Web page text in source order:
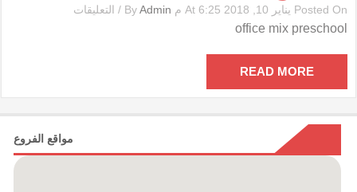
Posted On يناير 10, 2018 At 6:25 م By Admin
/ التعليقات
office mix preschool
READ MORE
مواقع الفروع